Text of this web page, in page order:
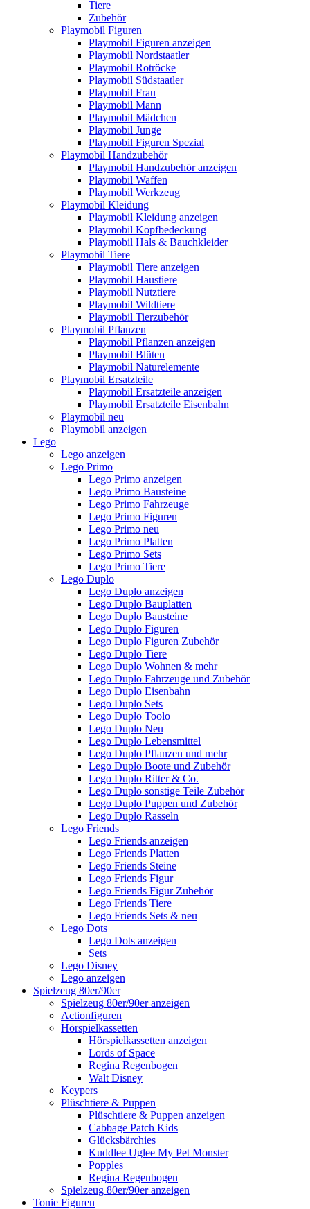
Tiere
Zubehör
Playmobil Figuren
Playmobil Figuren anzeigen
Playmobil Nordstaatler
Playmobil Rotröcke
Playmobil Südstaatler
Playmobil Frau
Playmobil Mann
Playmobil Mädchen
Playmobil Junge
Playmobil Figuren Spezial
Playmobil Handzubehör
Playmobil Handzubehör anzeigen
Playmobil Waffen
Playmobil Werkzeug
Playmobil Kleidung
Playmobil Kleidung anzeigen
Playmobil Kopfbedeckung
Playmobil Hals & Bauchkleider
Playmobil Tiere
Playmobil Tiere anzeigen
Playmobil Haustiere
Playmobil Nutztiere
Playmobil Wildtiere
Playmobil Tierzubehör
Playmobil Pflanzen
Playmobil Pflanzen anzeigen
Playmobil Blüten
Playmobil Naturelemente
Playmobil Ersatzteile
Playmobil Ersatzteile anzeigen
Playmobil Ersatzteile Eisenbahn
Playmobil neu
Playmobil anzeigen
Lego
Lego anzeigen
Lego Primo
Lego Primo anzeigen
Lego Primo Bausteine
Lego Primo Fahrzeuge
Lego Primo Figuren
Lego Primo neu
Lego Primo Platten
Lego Primo Sets
Lego Primo Tiere
Lego Duplo
Lego Duplo anzeigen
Lego Duplo Bauplatten
Lego Duplo Bausteine
Lego Duplo Figuren
Lego Duplo Figuren Zubehör
Lego Duplo Tiere
Lego Duplo Wohnen & mehr
Lego Duplo Fahrzeuge und Zubehör
Lego Duplo Eisenbahn
Lego Duplo Sets
Lego Duplo Toolo
Lego Duplo Neu
Lego Duplo Lebensmittel
Lego Duplo Pflanzen und mehr
Lego Duplo Boote und Zubehör
Lego Duplo Ritter & Co.
Lego Duplo sonstige Teile Zubehör
Lego Duplo Puppen und Zubehör
Lego Duplo Rasseln
Lego Friends
Lego Friends anzeigen
Lego Friends Platten
Lego Friends Steine
Lego Friends Figur
Lego Friends Figur Zubehör
Lego Friends Tiere
Lego Friends Sets & neu
Lego Dots
Lego Dots anzeigen
Sets
Lego Disney
Lego anzeigen
Spielzeug 80er/90er
Spielzeug 80er/90er anzeigen
Actionfiguren
Hörspielkassetten
Hörspielkassetten anzeigen
Lords of Space
Regina Regenbogen
Walt Disney
Keypers
Plüschtiere & Puppen
Plüschtiere & Puppen anzeigen
Cabbage Patch Kids
Glücksbärchies
Kuddlee Uglee My Pet Monster
Popples
Regina Regenbogen
Spielzeug 80er/90er anzeigen
Tonie Figuren